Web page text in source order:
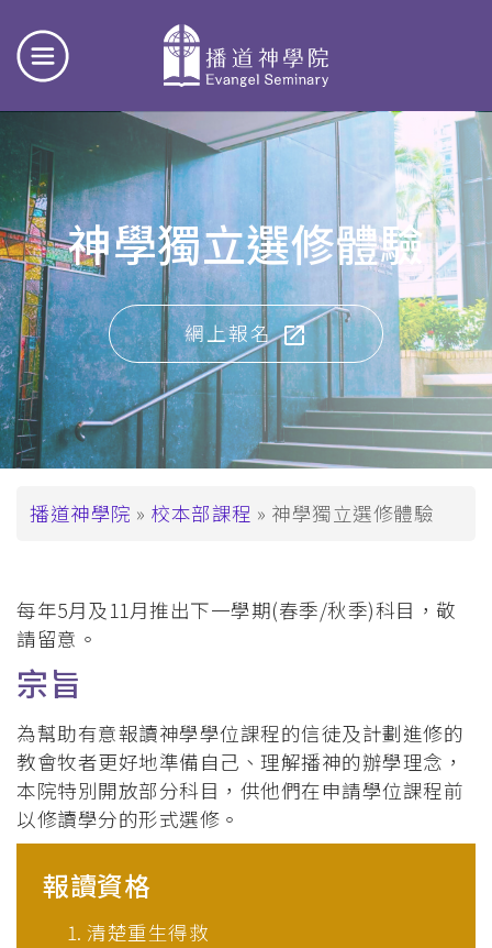
神學獨立選修體驗
網上報名
導
連
結
播道神學院 校本部課程 神學獨立選修體驗
每年5月及11月推出下一學期(春季/秋季)科目，敬
請留意。
宗旨
為幫助有意報讀神學學位課程的信徒及計劃進修的
教會牧者更好地準備自己、理解播神的辦學理念，
本院特別開放部分科目，供他們在申請學位課程前
以修讀學分的形式選修。
報讀資格
清楚重生得救